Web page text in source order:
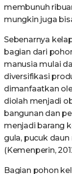
membunuh
mungkin juga
Sebenarnya
bagian dari
manusia mulai
diversifikasi
dimanfaatkan
diolah menjadi
bangunan dan
menjadi barang
gula, pucuk
(Kemenperin,
Bagian pohon